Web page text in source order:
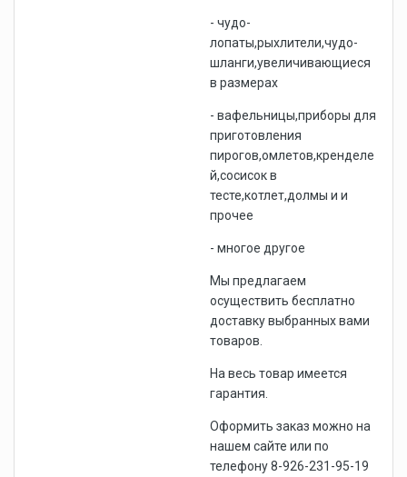
- чудо-
лопаты,рыхлители,чудо-
шланги,увеличивающиеся
в размерах
- вафельницы,приборы для
приготовления
пирогов,омлетов,кренделе
й,сосисок в
тесте,котлет,долмы и и
прочее
- многое другое
Мы предлагаем
осуществить бесплатно
доставку выбранных вами
товаров.
На весь товар имеется
гарантия.
Оформить заказ можно на
нашем сайте или по
телефону 8-926-231-95-19